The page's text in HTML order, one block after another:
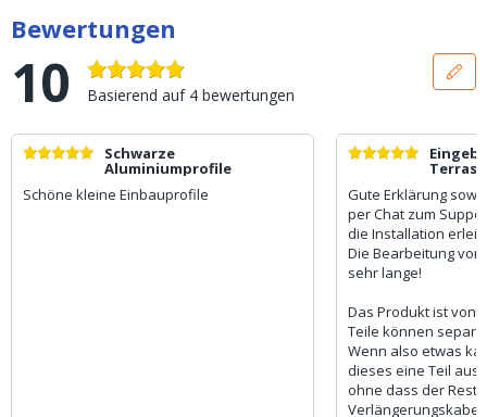
Bewertungen
10 Basierend auf 4 bewertungen
Schwarze
Aluminiumprofile
Schöne kleine Einbauprofile
Gute Erklärung
per Chat zum
die Installation
Die Bearbeitung
sehr lange!
Das Produkt ist von
Teile können
Wenn also etwas
dieses eine Teil
ohne dass der Rest